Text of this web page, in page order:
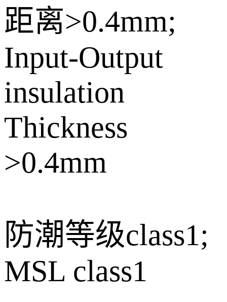
距离>0.4mm;
Input-Output
insulation
Thickness
>0.4mm
防潮等级class1;
MSL class1